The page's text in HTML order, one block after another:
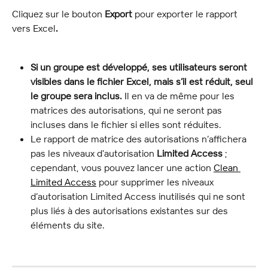
Cliquez sur le bouton Export pour exporter le rapport
vers Excel.
Si un groupe est développé, ses utilisateurs seront
visibles dans le fichier Excel, mais s’il est réduit, seul
le groupe sera inclus. Il en va de même pour les
matrices des autorisations, qui ne seront pas
incluses dans le fichier si elles sont réduites.
Le rapport de matrice des autorisations n’affichera
pas les niveaux d’autorisation Limited Access ;
cependant, vous pouvez lancer une action Clean
Limited Access pour supprimer les niveaux
d’autorisation Limited Access inutilisés qui ne sont
plus liés à des autorisations existantes sur des
éléments du site.